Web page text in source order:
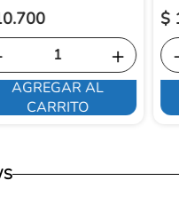
.700
＋
AGREGAR AL
CARRITO
$